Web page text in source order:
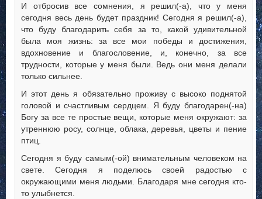
И отбросив все сомнения, я решил(-а), что у меня
сегодня весь день будет праздник! Сегодня я решил(-а),
что буду благодарить себя за то, какой удивительной
была моя жизнь: за все мои победы и достижения,
вдохновение и благословение, и, конечно, за все
трудности, которые у меня были. Ведь они меня делали
только сильнее.
И этот день я обязательно проживу с высоко поднятой
головой и счастливым сердцем. Я буду благодарен(-на)
Богу за все те простые вещи, которые меня окружают: за
утреннюю росу, солнце, облака, деревья, цветы и пение
птиц.
Сегодня я буду самым(-ой) внимательным человеком на
свете. Сегодня я поделюсь своей радостью с
окружающими меня людьми. Благодаря мне сегодня кто-
то улыбнется.